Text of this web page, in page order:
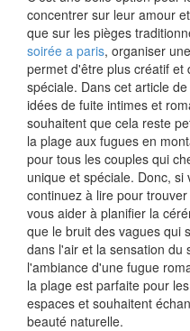
concentrer sur leur amour
que sur les pièges
soirée a paris, organiser
permet d'être plus créatif
spéciale. Dans cet article
idées de fuite intimes et
souhaitent que cela reste
la plage aux fugues en
pour tous les couples qui
unique et spéciale. Donc,
continuez à lire pour
vous aider à planifier la
que le bruit des vagues qui
dans l'air et la sensation du
l'ambiance d'une fugue
la plage est parfaite pour
espaces et souhaitent
beauté naturelle.